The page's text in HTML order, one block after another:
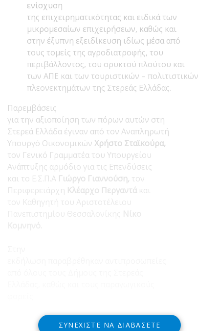
ενίσχυση
της επιχειρηματικότητας και ειδικά των
μικρομεσαίων επιχειρήσεων, καθώς και
στην έξυπνη εξειδίκευση ιδίως μέσα από
τους τομείς της αγροδιατροφής, του
περιβάλλοντος, του ορυκτού πλούτου και
των ΑΠΕ και των τουριστικών – πολιτιστικών
πλεονεκτημάτων της Στερεάς Ελλάδας.
Παρεμβάσεις
για την αξιοποίηση των πόρων αυτών στη
Στερεά Ελλάδα έγιναν από τον Αναπληρωτή
Υπουργό Οικονομικών Χρήστο Σταϊκούρα,
τον Γενικό Γραμματέα του Υπουργείου
Ανάπτυξης αρμόδιο για τις Επενδύσεις
και το Ε.Σ.Π.Α Γιώργο Γιαννούση, τον
Περιφερειάρχη Κλέαρχο Περγαντά και
τον Καθηγητή του Αριστοτέλειου
ΣΥΝΕΧΊΣΤΕ ΝΑ ΔΙΑΒΆΣΕΤΕ